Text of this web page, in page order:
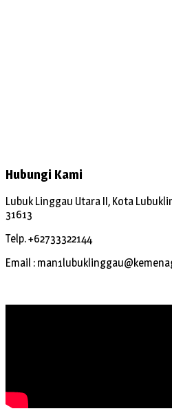
Hubungi Kami
Lubuk Linggau Utara II, Kota
31613
Telp. +62733322144
Email :